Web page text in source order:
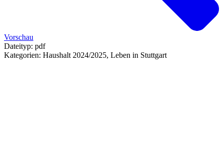
Vorschau
Dateityp: pdf
Kategorien: Haushalt 2024/2025, Leben in Stuttgart